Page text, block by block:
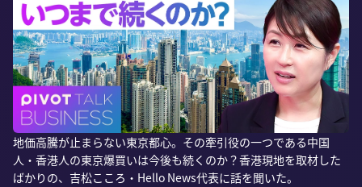
地価高騰が止まらない東京都心。その牽引役の一つである中国
人・香港人の東京爆買いは今後も続くのか？香港現地を取材した
ばかりの、吉松こころ・Hello News代表に話を聞いた。